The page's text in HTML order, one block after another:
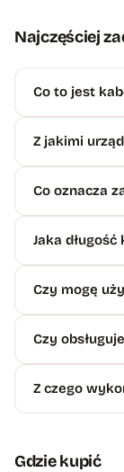
Najczęściej
Co to jest
Z jakimi
Co oznacza
Jaka długość
Czy mogę
Czy
Z czego
Gdzie kupić